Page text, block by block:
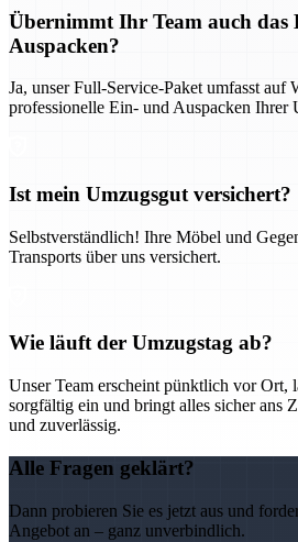
Übernimmt Ihr Team auch das
Auspacken?
Ja, unser Full-Service-Paket umfasst auf
professionelle Ein- und Auspacken Ihrer
Ist mein Umzugsgut versichert?
Selbstverständlich! Ihre Möbel und
Transports über uns versichert.
Wie läuft der Umzugstag ab?
Unser Team erscheint pünktlich vor Ort,
sorgfältig ein und bringt alles sicher ans
und zuverlässig.
Alle Fragen geklärt?
Dann probieren Sie es jetzt aus und
Angebot an – ganz unverbindlich.